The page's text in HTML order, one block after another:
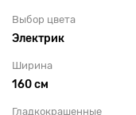
Выбор цвета
Электрик
Ширина
160 см
Гладкокрашенные